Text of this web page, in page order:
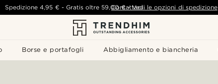
Borse e portafogli Abbigliamento e biancheria
Spedizione 4,95 € - Gratis oltre 59,00 € - Vedi le opzioni di spedizione
Contattaci